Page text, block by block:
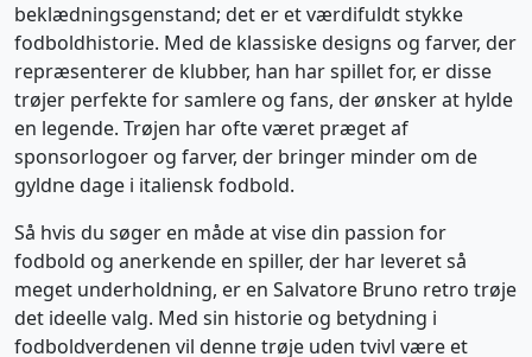
beklædningsgenstand; det er et værdifuldt stykke
fodboldhistorie. Med de klassiske designs og farver, der
repræsenterer de klubber, han har spillet for, er disse
trøjer perfekte for samlere og fans, der ønsker at hylde
en legende. Trøjen har ofte været præget af
sponsorlogoer og farver, der bringer minder om de
gyldne dage i italiensk fodbold.
Så hvis du søger en måde at vise din passion for
fodbold og anerkende en spiller, der har leveret så
meget underholdning, er en Salvatore Bruno retro trøje
det ideelle valg. Med sin historie og betydning i
fodboldverdenen vil denne trøje uden tvivl være et